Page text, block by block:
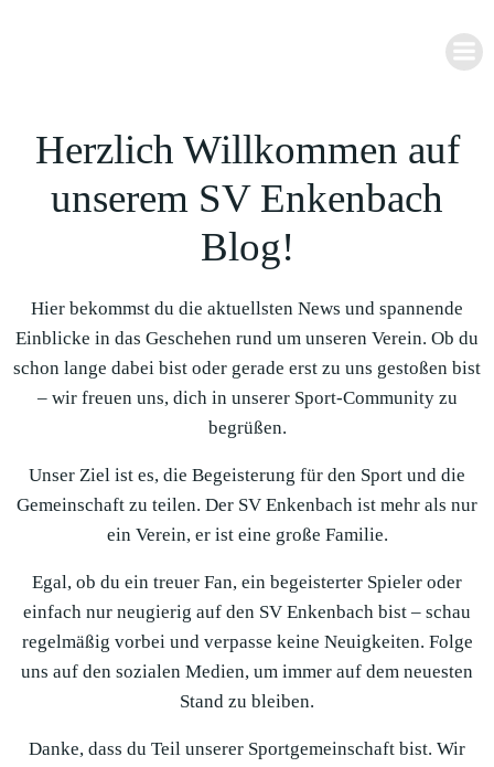
Herzlich Willkommen auf
unserem SV Enkenbach
Blog!
Hier bekommst du die aktuellsten News und spannende
Einblicke in das Geschehen rund um unseren Verein. Ob du
schon lange dabei bist oder gerade erst zu uns gestoßen bist
– wir freuen uns, dich in unserer Sport-Community zu
begrüßen.
Unser Ziel ist es, die Begeisterung für den Sport und die
Gemeinschaft zu teilen. Der SV Enkenbach ist mehr als nur
ein Verein, er ist eine große Familie.
Egal, ob du ein treuer Fan, ein begeisterter Spieler oder
einfach nur neugierig auf den SV Enkenbach bist – schau
regelmäßig vorbei und verpasse keine Neuigkeiten. Folge
uns auf den sozialen Medien, um immer auf dem neuesten
Stand zu bleiben.
Danke, dass du Teil unserer Sportgemeinschaft bist. Wir